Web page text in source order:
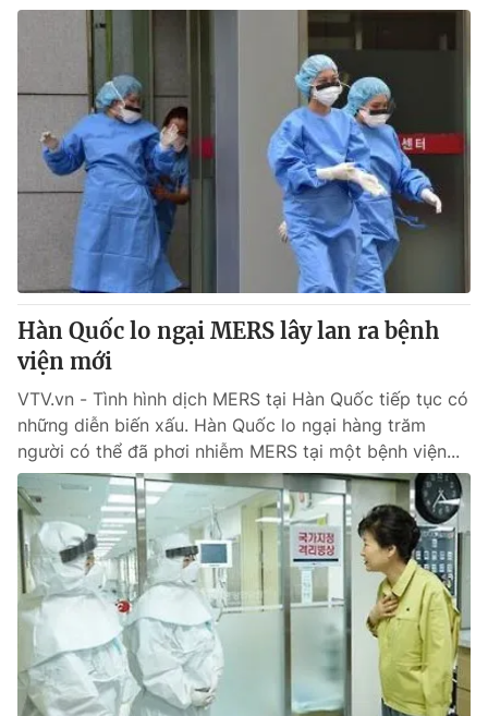
Hàn Quốc lo ngại MERS lây lan ra bệnh
viện mới
VTV.vn - Tình hình dịch MERS tại Hàn Quốc tiếp tục có
những diễn biến xấu. Hàn Quốc lo ngại hàng trăm
người có thể đã phơi nhiễm MERS tại một bệnh viện...